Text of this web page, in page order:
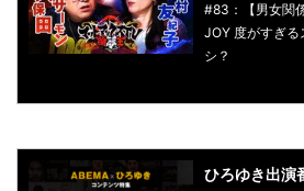
#83：【男女関
JOY 度がすぎる
シ？
ひろゆき出演